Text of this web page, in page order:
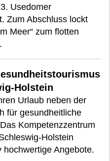
Usedomer
Zum Abschluss lockt
Meer“ zum flotten
Holstein
Urlaub neben der
für gesundheitliche
Kompetenzzentrum
Holstein
hochwertige Angebote.